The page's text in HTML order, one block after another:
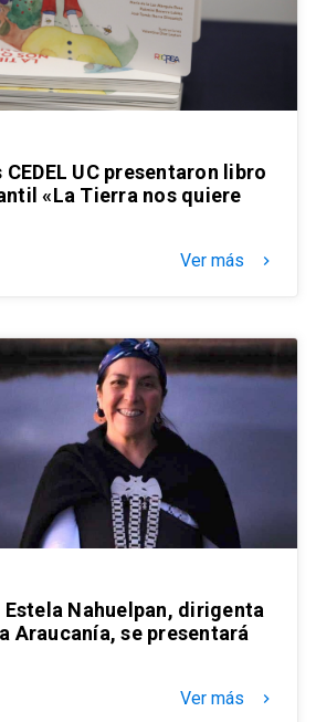
UC presentaron libro
«La Tierra nos quiere
Ver más keyboard_arrow_right
Estela Nahuelpan, dirigenta
Araucanía, se presentará
Ver más keyboard_arrow_right